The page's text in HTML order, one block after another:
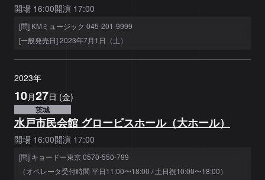
開場 16:00開演 17:00
[問] KMミュージック 045-201-9999
[一般発売日] 2023年7月1日（土）
2023年
10月27日 (金)
茨城
水戸市民会館 グロービスホール（大ホール）
開場 16:00開演 17:00
[問] キョードー東京 0570-550-799
（オペレータ受付時間 平日11:00〜18:00 / 土日祝10:00〜18:00）